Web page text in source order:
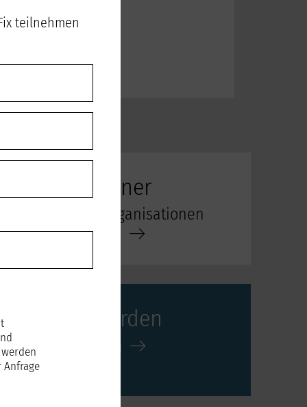
Unsere Partner
Die Verbandsorganisationen
& Unternehmen
Mitglied werden
Jetzt registrieren
teilnehmen